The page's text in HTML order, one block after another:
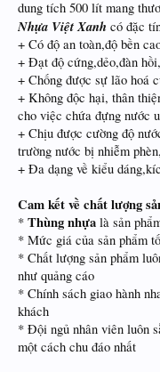
dung tích 500 lít mang
Nhựa Việt Xanh có đặc
+ Có độ an toàn,độ bền
+ Đạt độ cứng,dẻo,đàn
+ Chống được sự lão hoá
+ Không độc hại, thân
cho việc chứa đựng nước
+ Chịu được cường độ
trường nước bị nhiễm
+ Đa dạng về kiểu
Cam kết về chất lượng
* Thùng nhựa là sản
* Mức giá của sản phẩm
* Chất lượng sản phẩm
như quảng cáo
* Chính sách giao hành
khách
* Đội ngủ nhân viên luôn
một cách chu đáo nhất